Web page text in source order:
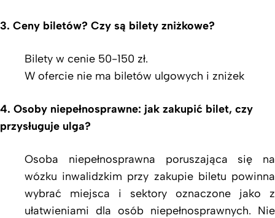
3. Ceny biletów? Czy są bilety zniżkowe?
Bilety w cenie 50-150 zł.
W ofercie nie ma biletów ulgowych i zniżek
4. Osoby niepełnosprawne: jak zakupić bilet, czy
przysługuje ulga?
Osoba niepełnosprawna poruszająca się na
wózku inwalidzkim przy zakupie biletu powinna
wybrać miejsca i sektory oznaczone jako z
ułatwieniami dla osób niepełnosprawnych. Nie